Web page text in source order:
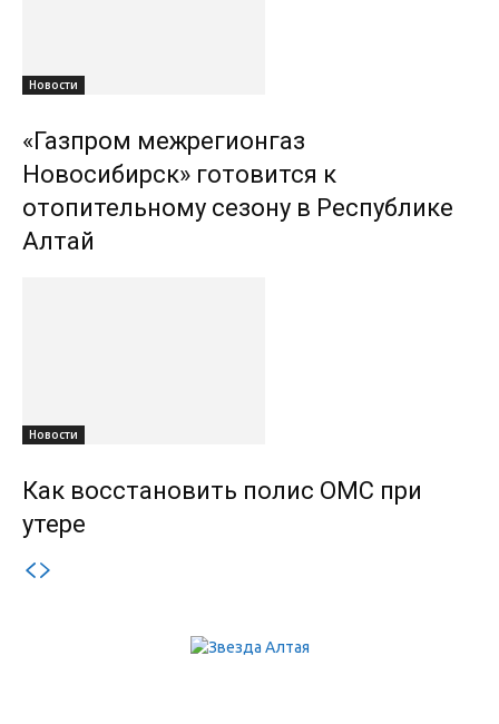
Новости
«Газпром межрегионгаз
Новосибирск» готовится к
отопительному сезону в Республике
Алтай
Новости
Как восстановить полис ОМС при
утере